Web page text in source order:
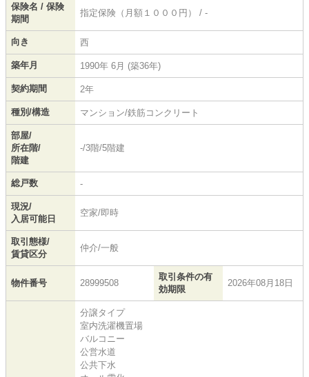
保険名 / 保険
期間
指定保険（月額１０００円） / -
向き 西
築年月 1990年 6月 (築36年)
契約期間 2年
種別/構造 マンション/鉄筋コンクリート
部屋/
所在階/
階建
-/3階/5階建
総戸数 -
現況/
入居可能日
空家/即時
取引態様/
賃貸区分
仲介/一般
物件番号 28999508
取引条件の有
効期限
2026年08月18日
分譲タイプ
室内洗濯機置場
バルコニー
公営水道
公共下水